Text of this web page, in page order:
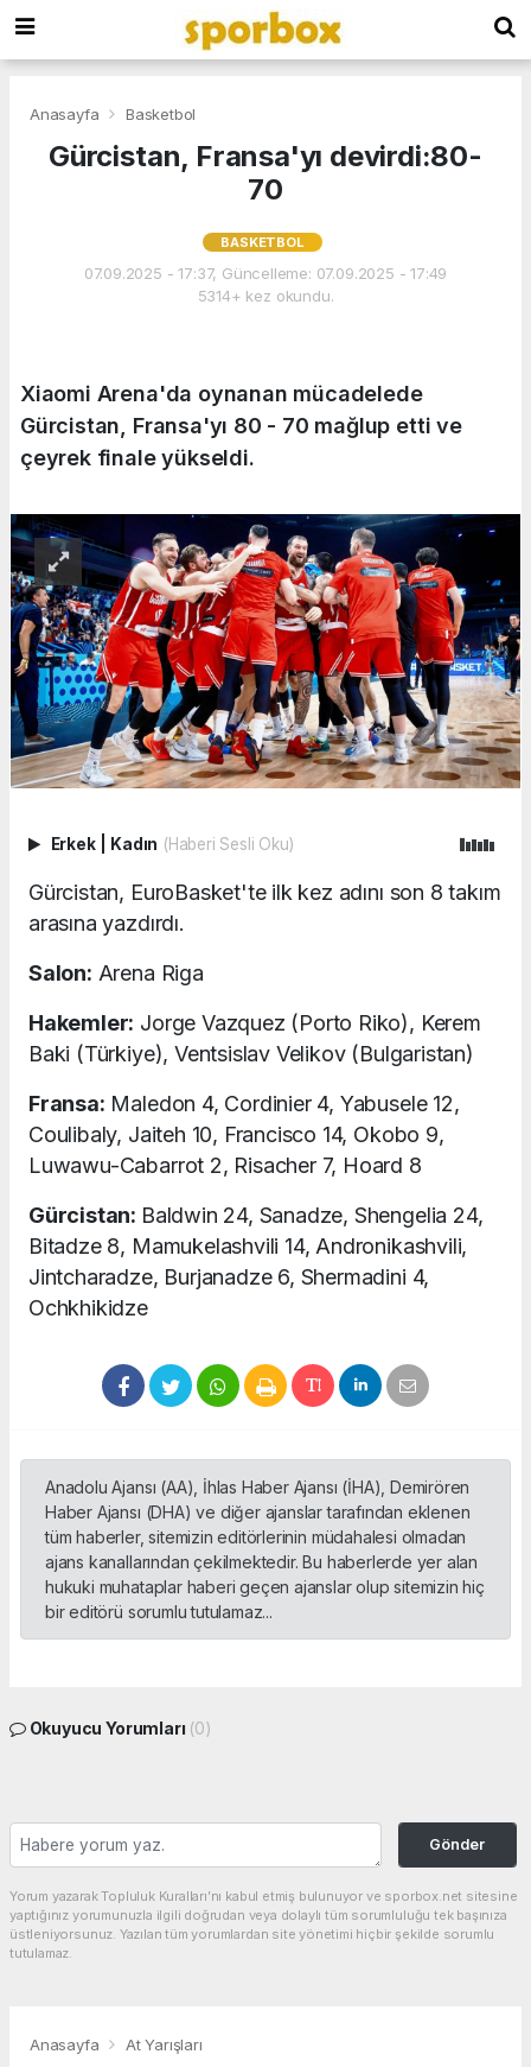
Anasayfa Basketbol
Gürcistan, Fransa'yı devirdi:80-
70
BASKETBOL
07.09.2025 - 17:37, Güncelleme: 07.09.2025 - 17:49
5314+ kez okundu.
Xiaomi Arena'da oynanan mücadelede
Gürcistan, Fransa'yı 80 - 70 mağlup etti ve
çeyrek finale yükseldi.
Erkek Kadın (Haberi Sesli Oku)
Gürcistan, EuroBasket'te ilk kez adını son 8 takım
arasına yazdırdı.
Salon: Arena Riga
Hakemler: Jorge Vazquez (Porto Riko), Kerem
Baki (Türkiye), Ventsislav Velikov (Bulgaristan)
Fransa: Maledon 4, Cordinier 4, Yabusele 12,
Coulibaly, Jaiteh 10, Francisco 14, Okobo 9,
Luwawu-Cabarrot 2, Risacher 7, Hoard 8
Gürcistan: Baldwin 24, Sanadze, Shengelia 24,
Bitadze 8, Mamukelashvili 14, Andronikashvili,
Jintcharadze, Burjanadze 6, Shermadini 4,
Ochkhikidze
Anadolu Ajansı (AA), İhlas Haber Ajansı (İHA), Demirören
Haber Ajansı (DHA) ve diğer ajanslar tarafından eklenen
tüm haberler, sitemizin editörlerinin müdahalesi olmadan
ajans kanallarından çekilmektedir. Bu haberlerde yer alan
hukuki muhataplar haberi geçen ajanslar olup sitemizin hiç
bir editörü sorumlu tutulamaz...
Okuyucu Yorumları (0)
Gönder
Yorum yazarak Topluluk Kuralları’nı kabul etmiş bulunuyor ve sporbox.net sitesine
yaptığınız yorumunuzla ilgili doğrudan veya dolaylı tüm sorumluluğu tek başınıza
üstleniyorsunuz. Yazılan tüm yorumlardan site yönetimi hiçbir şekilde sorumlu
tutulamaz.
Anasayfa At Yarışları